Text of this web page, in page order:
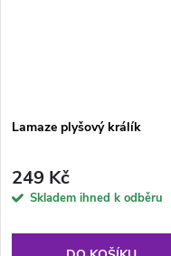
Lamaze plyšový králík
249 Kč
Skladem ihned k odběru